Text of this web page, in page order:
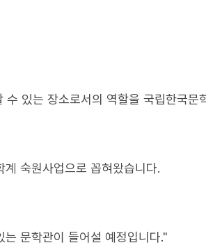
있는 장소로서의 역할을 국립한국문
숙원사업으로 꼽혀왔습니다.
문학관이 들어설 예정입니다."